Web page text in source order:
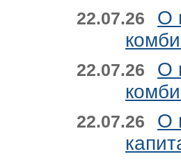
22.07.26
О
22.07.26
О
22.07.26
О